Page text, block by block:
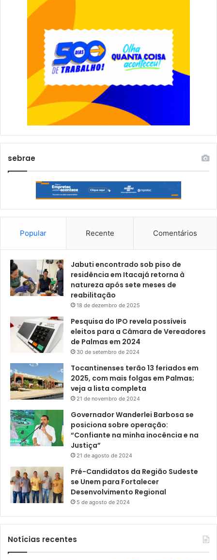
sebrae
Popular Recente Comentários
Jabuti encontrado sob piso de
residência em Itacajá retorna à
natureza após sete meses de
reabilitação
18 de dezembro de 2025
Pesquisa do IPO revela possíveis
eleitos para a Câmara de Vereadores
de Palmas em 2024
30 de setembro de 2024
Tocantinenses terão 13 feriados em
2025, com mais folgas em Palmas;
veja a lista completa
21 de novembro de 2024
Governador Wanderlei Barbosa se
posiciona sobre operação:
“Confiante na minha inocência e na
Justiça”
21 de agosto de 2024
Pré-Candidatos da Região Sudeste
se Unem para Fortalecer
Desenvolvimento Regional
5 de agosto de 2024
Notícias recentes